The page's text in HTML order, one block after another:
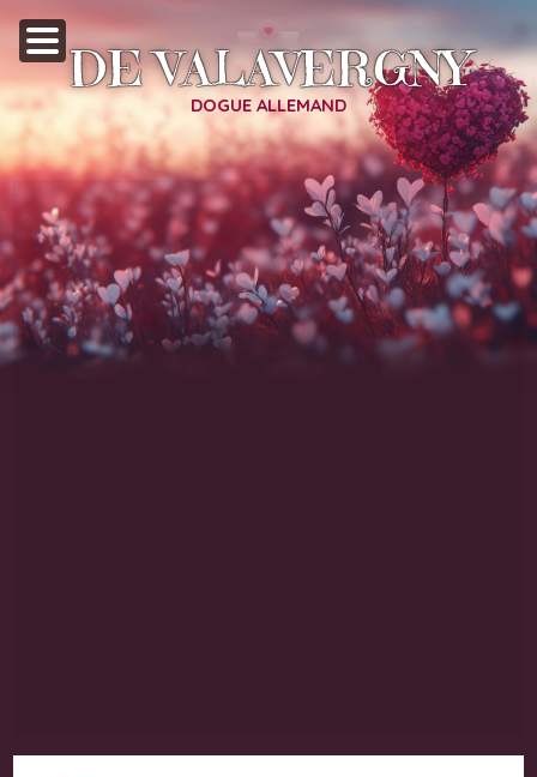
DE VALAVERGNY
DOGUE ALLEMAND